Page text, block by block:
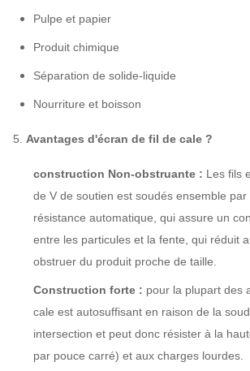
Pulpe et papier
Produit chimique
Séparation de solide-liquide
Nourriture et boisson
5. Avantages d'écran de fil de cale ?
construction Non-obstruante : Les fils
de V de soutien est soudés ensemble
résistance automatique, qui assure un
entre les particules et la fente, qui réduit
obstruer du produit proche de taille.
Construction forte : pour la plupart des
cale est autosuffisant en raison de la
intersection et peut donc résister à la
par pouce carré) et aux charges lourdes.